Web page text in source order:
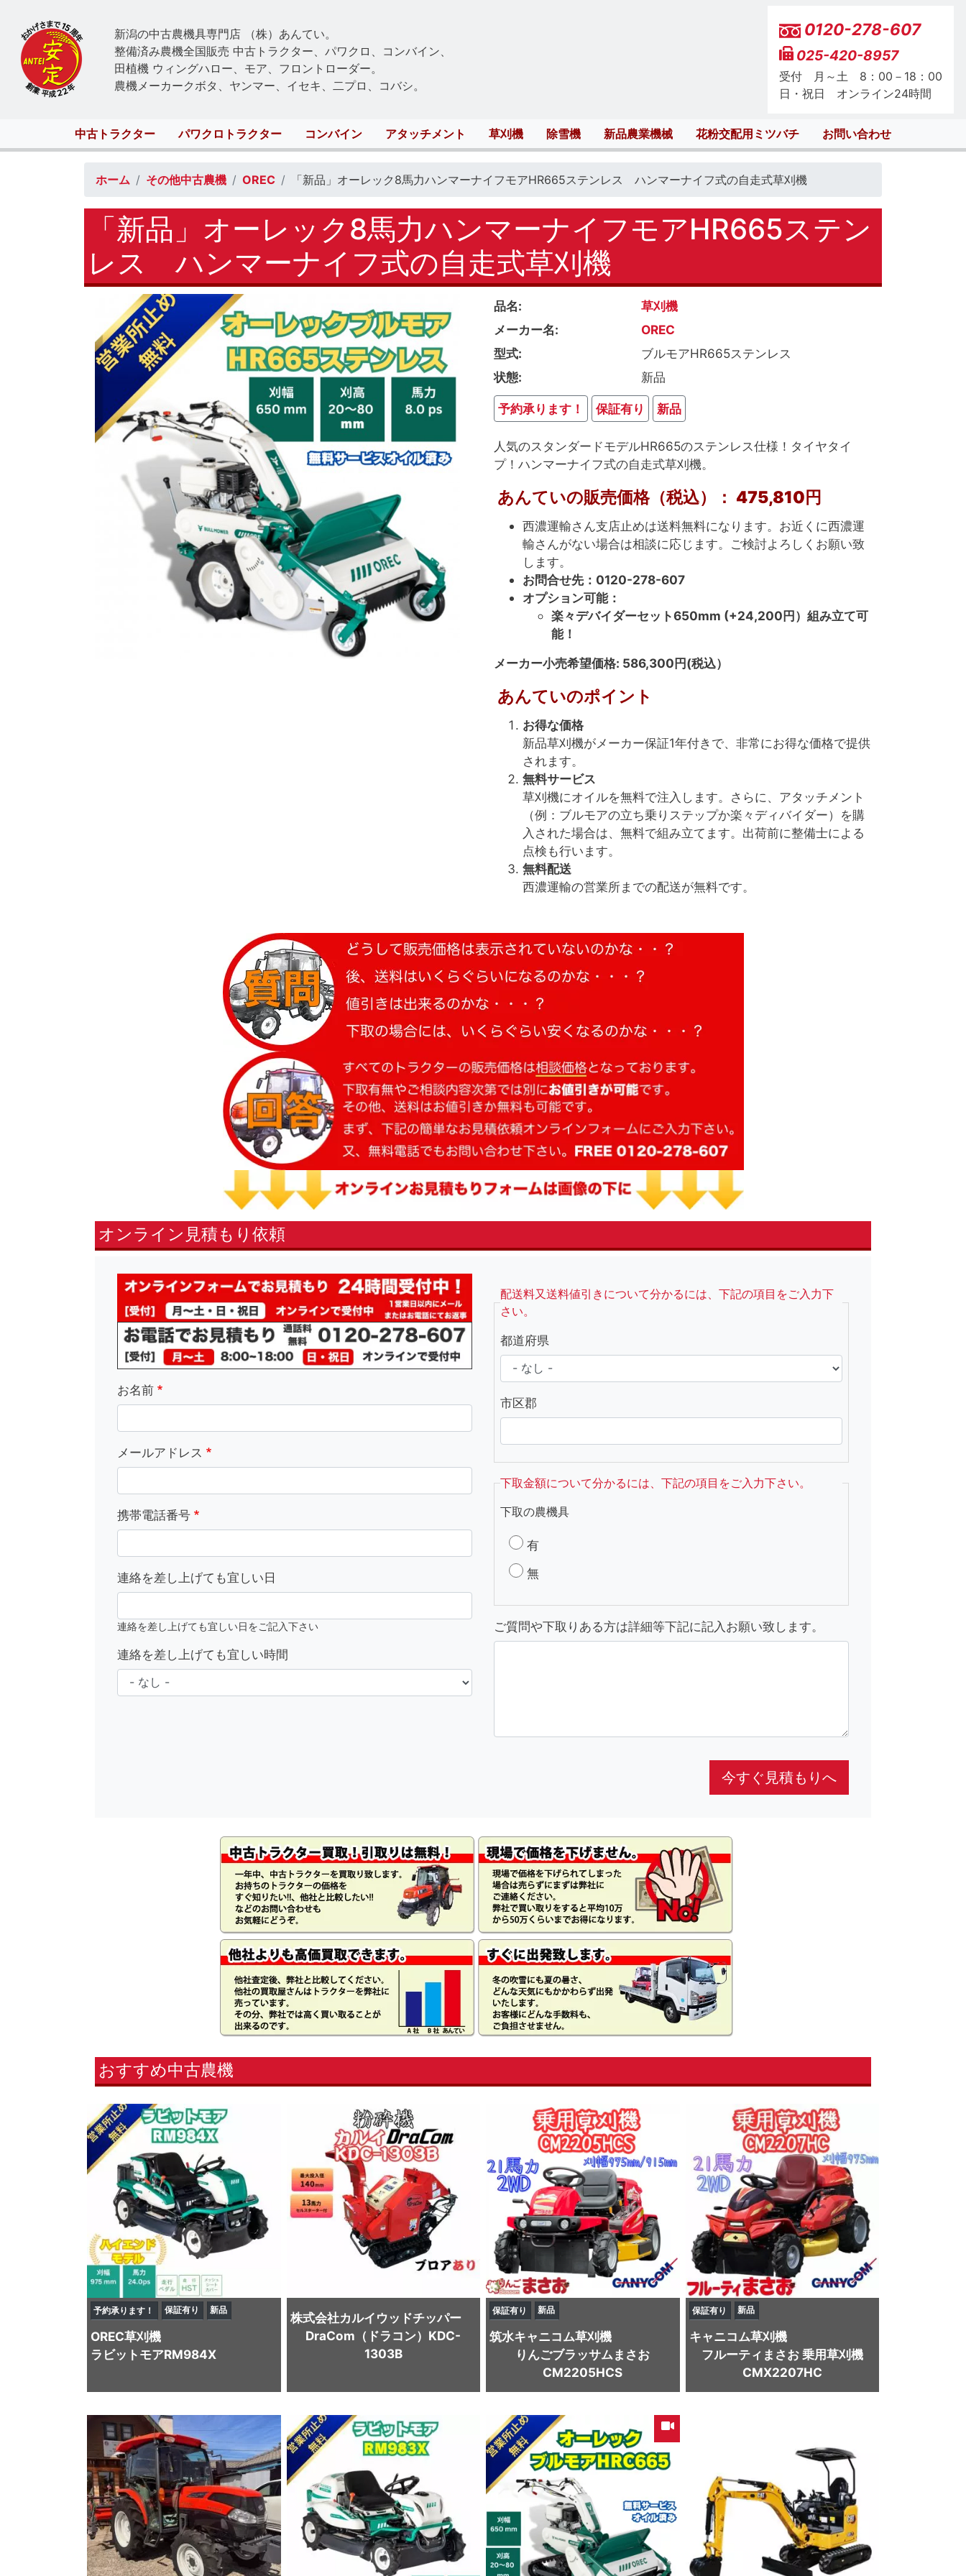
新潟の中古農機具専門店 （株）あんてい。
整備済み農機全国販売 中古トラクター、パワクロ、コンバイン、
田植機 ウィングハロー、モア、フロントローダー。
農機メーカークボタ、ヤンマー、イセキ、二プロ、コバシ。
0120-278-607
025-420-8957
受付 月～土 8：00－18：00
日・祝日 オンライン24時間
Main
navigation
中古トラクター パワクロトラクター コンバイン アタッチメント 草刈機 除雪機 新品農業機械 花粉交配用ミツバチ お問い合わせ
ホーム その他中古農機 OREC 「新品」オーレック8馬力ハンマーナイフモアHR665ステンレス ハンマーナイフ式の自走式草刈機
「新品」オーレック8馬力ハンマーナイフモアHR665ステン
レス ハンマーナイフ式の自走式草刈機
品名
草刈機
メーカー名
OREC
型式
ブルモアHR665ステンレス
状態
新品
予約承ります！ 保証有り 新品
人気のスタンダードモデルHR665のステンレス仕様！タイヤタイ
プ！ハンマーナイフ式の自走式草刈機。
あんていの販売価格（税込）： 475,810円
西濃運輸さん支店止めは送料無料になります。お近くに西濃運
輸さんがない場合は相談に応じます。ご検討よろしくお願い致
します。
お問合せ先：0120-278-607
オプション可能：
楽々デバイダーセット650mm (+24,200円）組み立て可
能！
メーカー小売希望価格: 586,300円(税込）
あんていのポイント
お得な価格
新品草刈機がメーカー保証1年付きで、非常にお得な価格で提供
されます。
無料サービス
草刈機にオイルを無料で注入します。さらに、アタッチメント
（例：ブルモアの立ち乗りステップか楽々ディバイダー）を購
入された場合は、無料で組み立てます。出荷前に整備士による
点検も行います。
無料配送
西濃運輸の営業所までの配送が無料です。
オンライン見積もり依頼
fsLeft
お名前
メールアドレス
携帯電話番号
連絡を差し上げても宜しい日
連絡を差し上げても宜しい日をご記入下さい
連絡を差し上げても宜しい時間
配送料又送料値引きについて分かるには、下記の項目をご入力下
さい。
都道府県
市区郡
下取金額について分かるには、下記の項目をご入力下さい。
下取の農機具
有
無
ご質問や下取りある方は詳細等下記に記入お願い致します。
今すぐ見積もりへ
おすすめ中古農機
予約承ります！ 保証有り 新品
OREC草刈機
ラビットモアRM984X
株式会社カルイウッドチッパー
DraCom（ドラコン）KDC-
1303B
保証有り 新品
筑水キャニコム草刈機
りんごブラッサムまさお
CM2205HCS
保証有り 新品
キャニコム草刈機
フルーティまさお 乗用草刈機
CMX2207HC